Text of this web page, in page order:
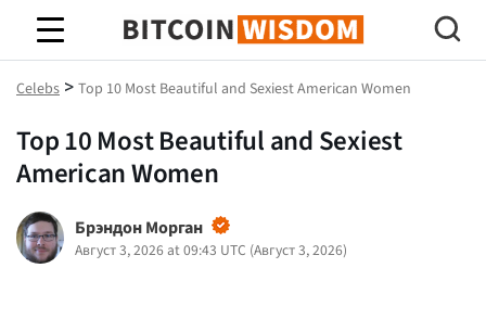
Биткойн Мудрость
Celebs > Top 10 Most Beautiful and Sexiest American Women
Top 10 Most Beautiful and Sexiest
American Women
Брэндон Морган
Август 3, 2026 at 09:43 UTC (Август 3, 2026)